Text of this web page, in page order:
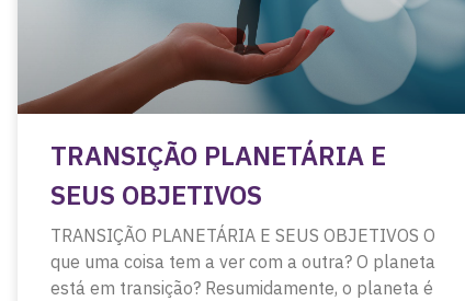
TRANSIÇÃO PLANETÁRIA E
SEUS OBJETIVOS
TRANSIÇÃO PLANETÁRIA E SEUS OBJETIVOS O
que uma coisa tem a ver com a outra? O planeta
está em transição? Resumidamente, o planeta é